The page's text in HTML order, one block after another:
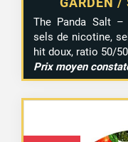
The Panda Salt
sels de nicotine,
hit doux, ratio 50/
Prix moyen